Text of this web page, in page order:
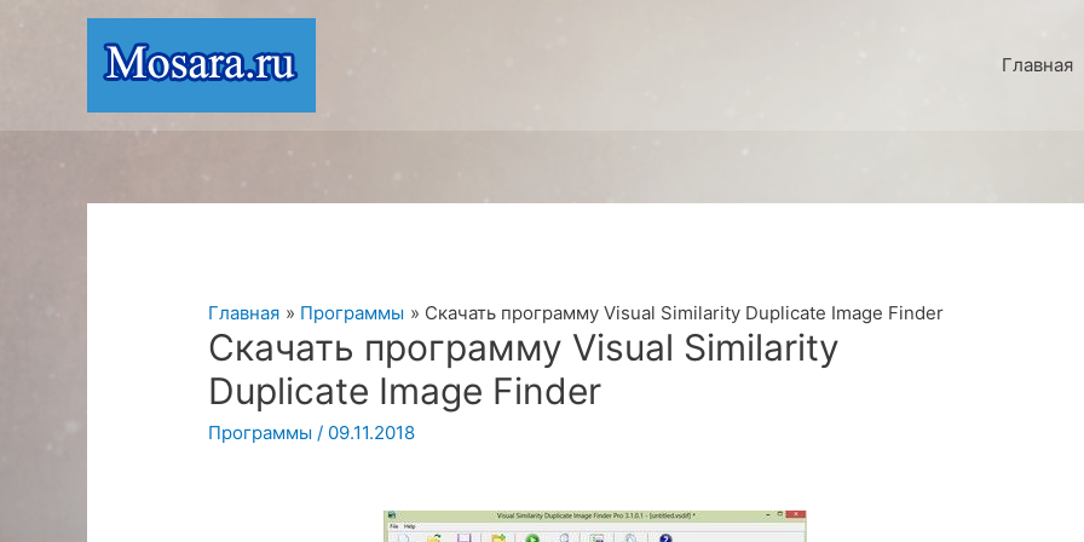
содержимому
Главная
Главная Программы Скачать программу Visual Similarity Duplicate Image Finder
Скачать программу Visual Similarity
Duplicate Image Finder
Программы / 09.11.2018